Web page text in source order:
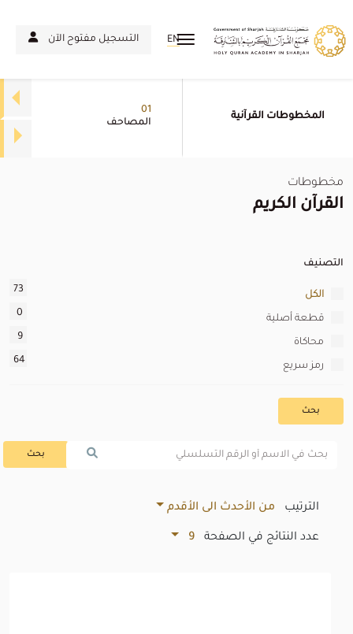
التسجيل مفتوح الآن EN
المخطوطات القرآنية
01
المصاحف
مخطوطات
القرآن الكريم
التصنيف
73
الكل
0
قطعة أصلية
9
محاكاة
64
رمز سريع
بحث
بحث
الترتيب من الأحدث الى الأقدم
عدد النتائج في الصفحة 9